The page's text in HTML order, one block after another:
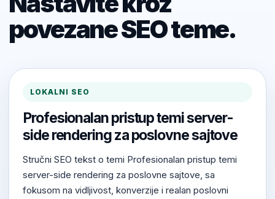
povezane SEO teme.
LOKALNI SEO
Profesionalan pristup temi server-
side rendering za poslovne sajtove
Stručni SEO tekst o temi Profesionalan pristup temi
server-side rendering za poslovne sajtove, sa
fokusom na vidljivost, konverzije i realan poslovni